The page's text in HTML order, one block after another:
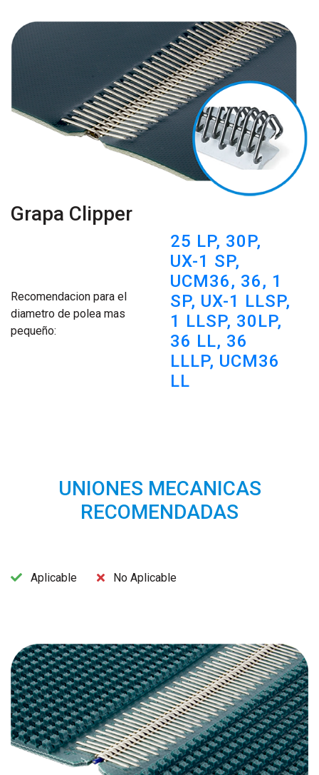
Grapa Clipper
Recomendacion para el
diametro de polea mas
pequeño:
25 LP, 30P,
UX-1 SP,
UCM36, 36, 1
SP, UX-1 LLSP,
1 LLSP, 30LP,
36 LL, 36
LLLP, UCM36
LL
UNIONES MECANICAS
RECOMENDADAS
Aplicable No Aplicable